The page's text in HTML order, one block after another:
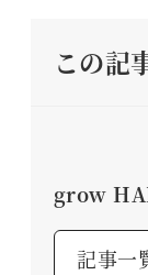
この記
grow
記事一